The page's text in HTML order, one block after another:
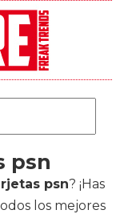
psn
psn? ¡Has
los mejores